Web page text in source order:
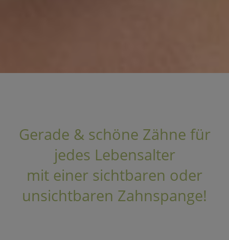
Gerade & schöne Zähne für
jedes Lebensalter
mit einer sichtbaren oder
unsichtbaren Zahnspange!